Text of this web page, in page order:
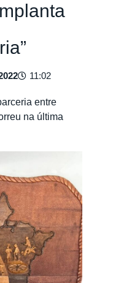
11:02
entre
na última